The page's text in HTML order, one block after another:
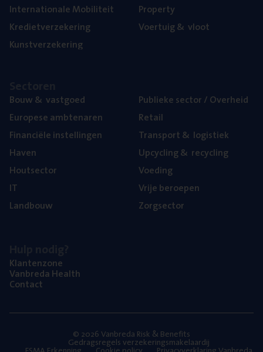
Inter­na­ti­o­na­le Mobiliteit
Kre­diet­ver­ze­ke­ring
Kunst­ver­ze­ke­ring
Pro­per­ty
Voer­tuig& vloot
Bouw& vastgoed
Euro­pe­se ambtenaren
Finan­ci­ë­le instellingen
Haven
Hout­sec­tor
IT
Land­bouw
Publie­ke sec­tor / Overheid
Retail
Trans­port& logistiek
Upcy­cling& recycling
Voe­ding
Vrije beroe­pen
Zorg­sec­tor
Klan­ten­zo­ne
Van­b­re­da Health
Con­tact
© 2026 Vanbreda Risk & Benefits
Gedragsregels verzekeringsmakelaardij